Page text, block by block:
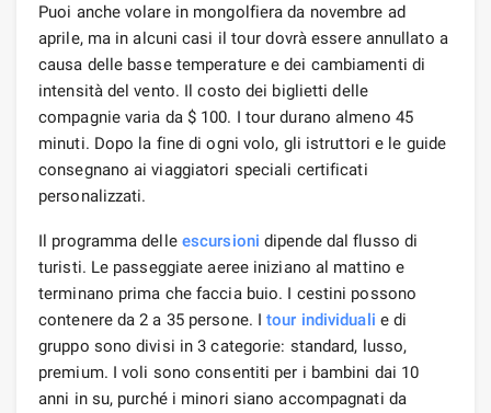
Puoi anche volare in mongolfiera da novembre ad
aprile, ma in alcuni casi il tour dovrà essere annullato a
causa delle basse temperature e dei cambiamenti di
intensità del vento. Il costo dei biglietti delle
compagnie varia da $ 100. I tour durano almeno 45
minuti. Dopo la fine di ogni volo, gli istruttori e le guide
consegnano ai viaggiatori speciali certificati
personalizzati.
Il programma delle escursioni dipende dal flusso di
turisti. Le passeggiate aeree iniziano al mattino e
terminano prima che faccia buio. I cestini possono
contenere da 2 a 35 persone. Itour individuali e di
gruppo sono divisi in 3 categorie: standard, lusso,
premium. I voli sono consentiti per i bambini dai 10
anni in su, purché i minori siano accompagnati da